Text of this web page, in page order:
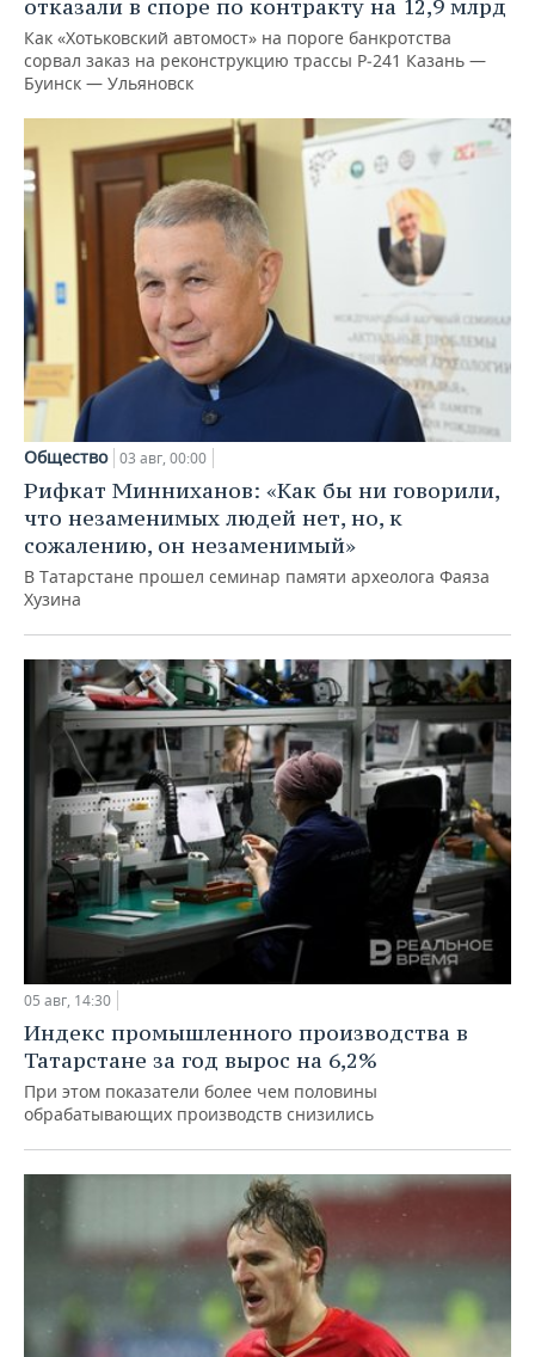
отказали в споре по контракту на 12,9 млрд
Как «Хотьковский автомост» на пороге банкротства
сорвал заказ на реконструкцию трассы Р‑241 Казань —
Буинск — Ульяновск
Общество 03 авг, 00:00
Рифкат Минниханов: «Как бы ни говорили,
что незаменимых людей нет, но, к
сожалению, он незаменимый»
В Татарстане прошел семинар памяти археолога Фаяза
Хузина
05 авг, 14:30
Индекс промышленного производства в
Татарстане за год вырос на 6,2%
При этом показатели более чем половины
обрабатывающих производств снизились